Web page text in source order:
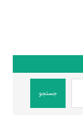
جستجو